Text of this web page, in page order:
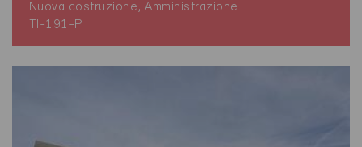
Nuova costruzione, Amministrazione
TI-191-P